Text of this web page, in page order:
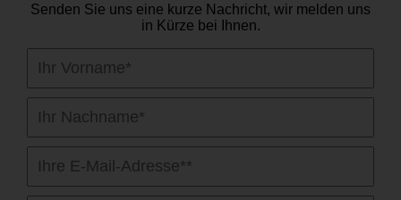
Senden Sie uns eine kurze Nachricht, wir melden uns
in Kürze bei Ihnen.